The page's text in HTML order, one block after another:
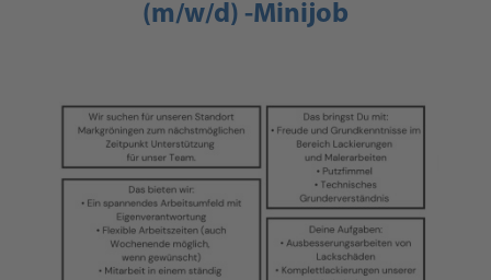
(m/w/d) -Minijob